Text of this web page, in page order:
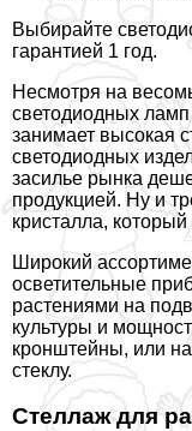
Выбирайте
гарантией 1 год.
Несмотря на
светодиодных
занимает высокая
светодиодных
засилье рынка
продукцией. Ну и
кристалла, который
Широкий
осветительные
растениями на
культуры и
кронштейны, или
стеклу.
Стеллаж для